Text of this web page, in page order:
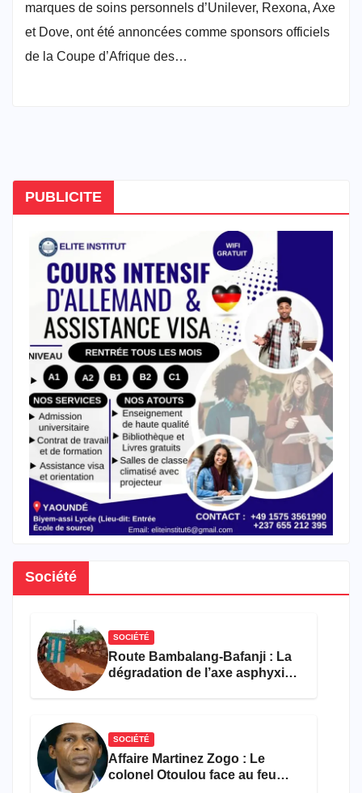
marques de soins personnels d’Unilever, Rexona, Axe
et Dove, ont été annoncées comme sponsors officiels
de la Coupe d’Afrique des…
PUBLICITE
Société
SOCIÉTÉ
Route Bambalang-Bafanji : La
dégradation de l’axe asphyxie
SOCIÉTÉ
Affaire Martinez Zogo : Le
colonel Otoulou face au feu